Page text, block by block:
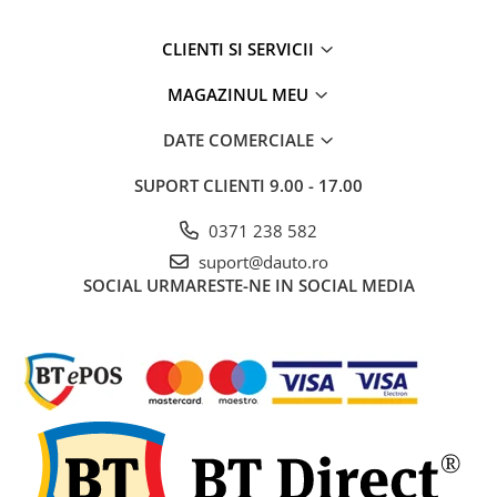
Rezistoare CANBUS LED
Suporturi pentru girofare auto si
Veste Reflectorizante de Avertizare
Capace piulite
Oglinzi auto
Parasolare Camion – Cabina si
Accesorii
Protectii si pasaje roti
Reclame Luminoase
CLIENTI SI SERVICII
MAGAZINUL MEU
DATE COMERCIALE
SUPORT CLIENTI 9.00 - 17.00
0371 238 582
suport@dauto.ro
SOCIAL URMARESTE-NE IN SOCIAL MEDIA